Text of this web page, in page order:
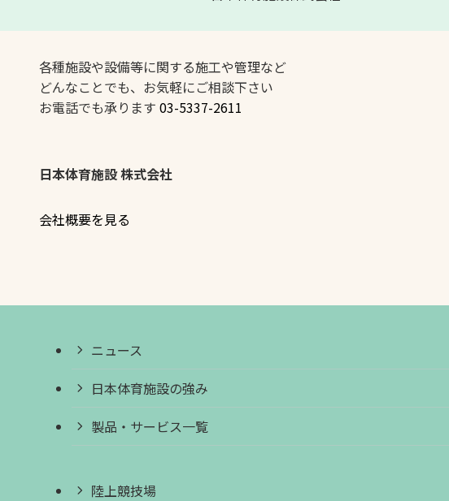
各種施設や設備等に関する施工や管理など
どんなことでも、お気軽にご相談下さい
お電話でも承ります 03-5337-2611
日本体育施設 株式会社
会社概要を見る
ニュース
日本体育施設の強み
製品・サービス一覧
陸上競技場